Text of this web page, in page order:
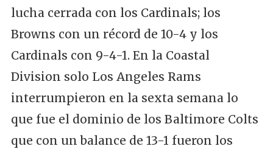
lucha cerrada con los Cardinals; los
Browns con un récord de 10-4 y los
Cardinals con 9-4-1. En la Coastal
Division solo Los Angeles Rams
interrumpieron en la sexta semana lo
que fue el dominio de los Baltimore Colts
que con un balance de 13-1 fueron los